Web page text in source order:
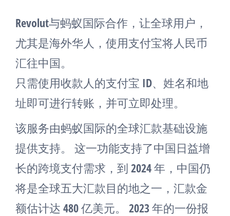
Revolut与蚂蚁国际合作，让全球用户，
尤其是海外华人，使用支付宝将人民币
汇往中国。
只需使用收款人的支付宝 ID、姓名和地
址即可进行转账，并可立即处理。
该服务由蚂蚁国际的全球汇款基础设施
提供支持。 这一功能支持了中国日益增
长的跨境支付需求，到 2024 年，中国仍
将是全球五大汇款目的地之一，汇款金
额估计达 480 亿美元。 2023 年的一份报